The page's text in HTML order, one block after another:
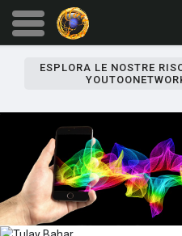
ESPLORA LE NOSTRE